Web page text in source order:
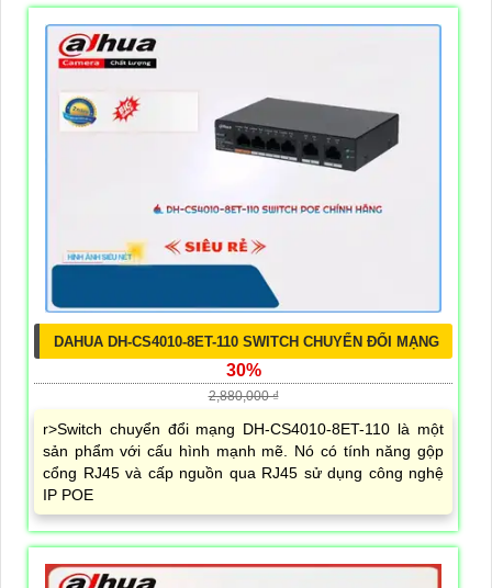
DAHUA DH-CS4010-8ET-110 SWITCH CHUYỂN ĐỔI MẠNG
30%
2,880,000 ₫
r>Switch chuyển đổi mạng DH-CS4010-8ET-110 là một
sản phẩm với cấu hình mạnh mẽ. Nó có tính năng gộp
cổng RJ45 và cấp nguồn qua RJ45 sử dụng công nghệ
IP POE